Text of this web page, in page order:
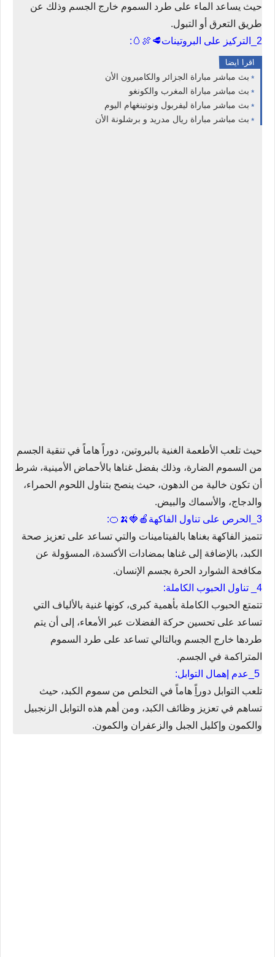
حيث يساعد الماء على طرد السموم خارج الجسم وذلك عن
طريق التعرق أو التبول.
2_التركيز على البروتينات🥩🍖🥚:
اقرا ايضا
بث مباشر مباراة الجزائر والكاميرون الأن
بث مباشر مباراة المغرب والكونغو
بث مباشر مباراة ليفربول ونوتينغهام اليوم
بث مباشر مباراة ريال مدريد و برشلونة الأن
حيث تلعب الأطعمة الغنية بالبروتين، دوراً هاماً في تنقية الجسم
من السموم الضارة، وذلك بفضل غناها بالأحماض الأمينية، شرط
أن تكون خالية من الدهون، حيث ينصح بتناول اللحوم الحمراء،
والدجاج، والأسماك والبيض.
3_الحرص على تناول الفاكهة🍎🍓🍌🍊:
تتميز الفاكهة بغناها بالفيتامينات والتي تساعد على تعزيز صحة
الكبد، بالإضافة إلى غناها بمضادات الأكسدة، المسؤولة عن
مكافحة الشوارد الحرة بجسم الإنسان.
4_ تناول الحبوب الكاملة:
تتمتع الحبوب الكاملة بأهمية كبرى، كونها غنية بالألياف التي
تساعد على تحسين حركة الفضلات عبر الأمعاء، إلى أن يتم
طردها خارج الجسم وبالتالي تساعد على طرد السموم
المتراكمة في الجسم.
5_عدم إهمال التوابل:
تلعب التوابل دوراًِ هاماً في التخلص من سموم الكبد، حيث
تساهم في تعزيز وظائف الكبد، ومن أهم هذه التوابل الزنجبيل
والكمون وإكليل الجبل والزعفران والكمون.